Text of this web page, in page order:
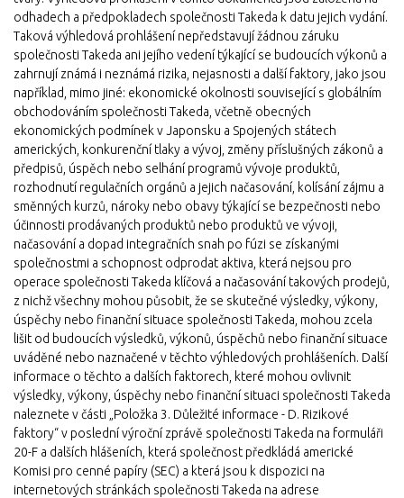
odhadech a předpokladech společnosti Takeda k datu jejich vydání.
Taková výhledová prohlášení nepředstavují žádnou záruku
společnosti Takeda ani jejího vedení týkající se budoucích výkonů a
zahrnují známá i neznámá rizika, nejasnosti a další faktory, jako jsou
například, mimo jiné: ekonomické okolnosti související s globálním
obchodováním společnosti Takeda, včetně obecných
ekonomických podmínek v Japonsku a Spojených státech
amerických, konkurenční tlaky a vývoj, změny příslušných zákonů a
předpisů, úspěch nebo selhání programů vývoje produktů,
rozhodnutí regulačních orgánů a jejich načasování, kolísání zájmu a
směnných kurzů, nároky nebo obavy týkající se bezpečnosti nebo
účinnosti prodávaných produktů nebo produktů ve vývoji,
načasování a dopad integračních snah po fúzi se získanými
společnostmi a schopnost odprodat aktiva, která nejsou pro
operace společnosti Takeda klíčová a načasování takových prodejů,
z nichž všechny mohou působit, že se skutečné výsledky, výkony,
úspěchy nebo finanční situace společnosti Takeda, mohou zcela
lišit od budoucích výsledků, výkonů, úspěchů nebo finanční situace
uváděné nebo naznačené v těchto výhledových prohlášeních. Další
informace o těchto a dalších faktorech, které mohou ovlivnit
výsledky, výkony, úspěchy nebo finanční situaci společnosti Takeda
naleznete v části „Položka 3. Důležité informace - D. Rizikové
faktory“ v poslední výroční zprávě společnosti Takeda na formuláři
20-F a dalších hlášeních, která společnost předkládá americké
Komisi pro cenné papíry (SEC) a která jsou k dispozici na
internetových stránkách společnosti Takeda na adrese